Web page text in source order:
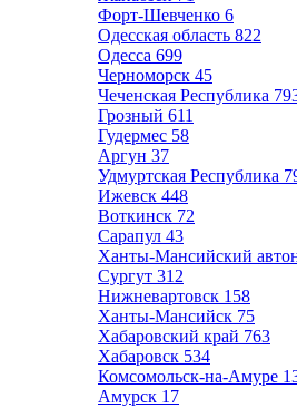
Форт-Шевченко 6
Одесская область 822
Одесса 699
Черноморск 45
Чеченская Республика
Грозный 611
Гудермес 58
Аргун 37
Удмуртская Республика
Ижевск 448
Воткинск 72
Сарапул 43
Ханты-Мансийский
Сургут 312
Нижневартовск 158
Ханты-Мансийск 75
Хабаровский край 763
Хабаровск 534
Комсомольск-на-Амуре
Амурск 17